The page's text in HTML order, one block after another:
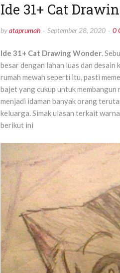
Ide 31+ Cat
byataprumah September 28, 2020 0
Ide 31+ Cat Drawing Wonder.
besar dengan lahan luas dan desain
rumah mewah seperti itu, pasti
bajet yang cukup untuk membangun
menjadi idaman banyak orang
keluarga. Simak ulasan terkait
berikut ini